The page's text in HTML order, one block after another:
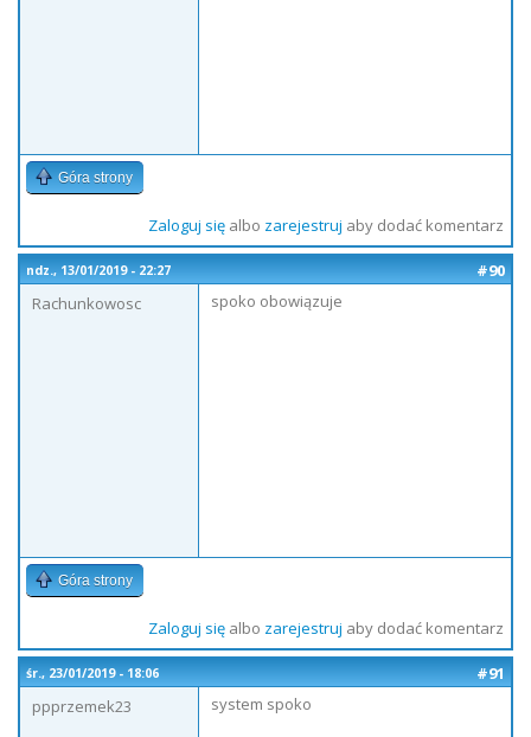
Góra strony
Zaloguj sięalbo zarejestruj aby dodać komentarz
ndz., 13/01/2019 - 22:27
#90
Rachunkowosc
spoko obowiązuje
Góra strony
Zaloguj sięalbo zarejestruj aby dodać komentarz
śr., 23/01/2019 - 18:06
#91
ppprzemek23
system spoko